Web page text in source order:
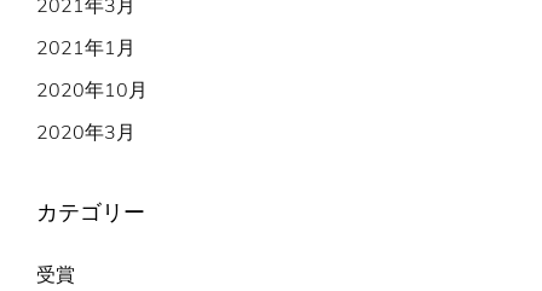
2021年3月
2021年1月
2020年10月
2020年3月
カテゴリー
受賞